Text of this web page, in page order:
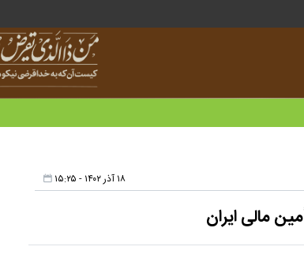
۱۸ آذر ۱۴۰۲ - ۱۵:۲۵
مالی ایران